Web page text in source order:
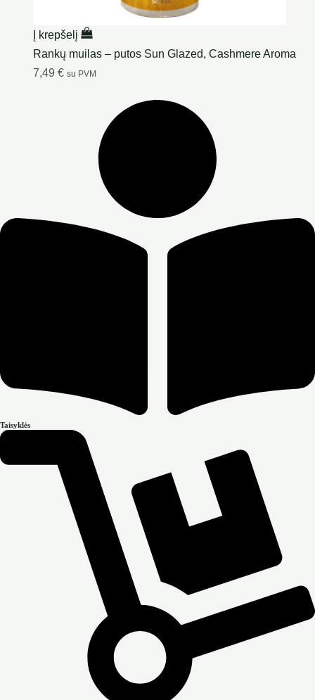
Į krepšelį
Rankų muilas – putos Sun Glazed, Cashmere Aroma
7,49 € su PVM
Taisyklės